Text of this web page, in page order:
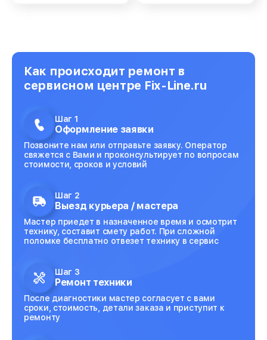
Как происходит ремонт в
сервисном центре Fix-Line.ru
Шаг 1
Оформление заявки
Позвоните нам или отправьте заявку. Оператор
свяжется с Вами и проконсультирует по вопросам
стоимости, сроков и условий
Шаг 2
Выезд курьера / мастера
Мастер приедет в назначенное время и осмотрит
технику, составит смету работ. При сложной
поломке бесплатно отвезет технику в сервис
Шаг 3
Ремонт техники
После диагностики мастер согласует с вами
сроки, стоимость, детали заказа и приступит к
ремонту